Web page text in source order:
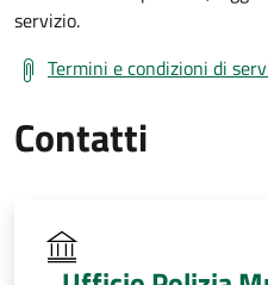
servizio.
Termini e condizioni di
Contatti